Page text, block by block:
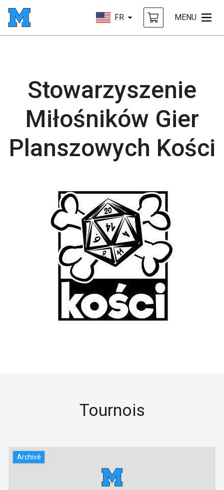
FR MENU
Stowarzyszenie
Miłośników Gier
Planszowych Kości
Tournois
Archivé